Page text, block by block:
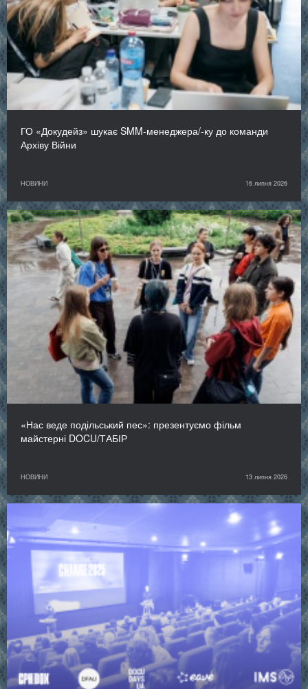
ГО «Докудейз» шукає SMM-менеджера/-ку до команди
Архіву Війни
НОВИНИ 16 липня 2026
«Нас веде подільський пес»: презентуємо фільм
майстерні DOCU/ТАБІР
НОВИНИ 13 липня 2026